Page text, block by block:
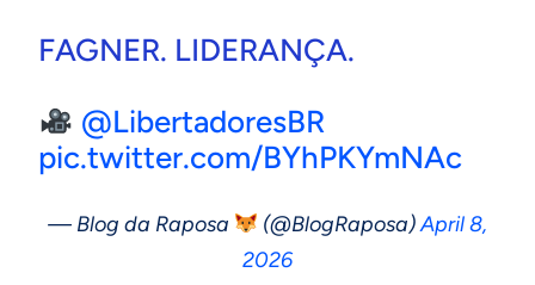
FAGNER. LIDERANÇA.
@LibertadoresBR
pic.twitter.com/BYhPKYmNAc
— Blog da Raposa (@BlogRaposa)April 8,
2026